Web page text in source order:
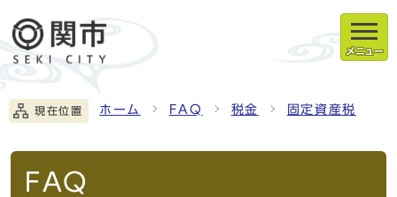
メニュー
現在位置 ホーム FAQ 税金 固定資産税
FAQ